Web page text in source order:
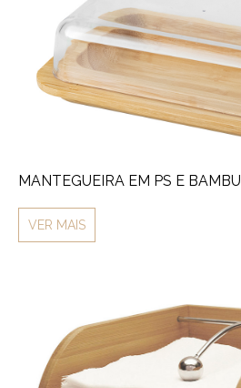
MANTEGUEIRA EM PS E BAMBU
VER MAIS